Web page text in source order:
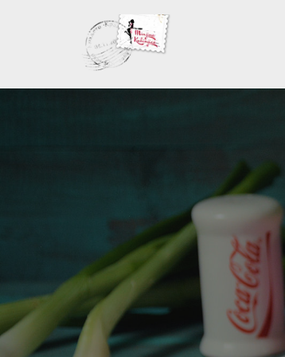
sadržaj